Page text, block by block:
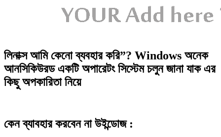
লিনাক্স আমি কেনো ব্যবহার করি”? Windows অনেক
আনসিকিউরড একটি অপারেটং সিস্টেম চলুন জানা যাক এর
কিছু অপকারিতা নিয়ে
কেন ব্যাবহার করবেন না উইন্ডোজ :